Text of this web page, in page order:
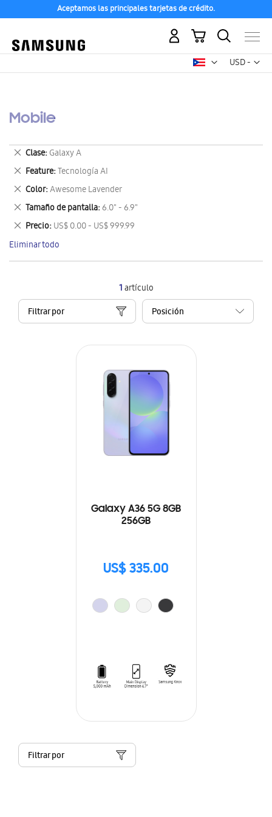
Aceptamos las principales tarjetas de crédito.
USD -
dólar
Mi carrito
Mobile
1artículo
Filtrar por
Galaxy A36 5G 8GB
256GB
US$ 335.00
Filtrar por
Clase Galaxy A
Eliminar
este
artículo
Feature Tecnología AI
Eliminar
este
artículo
Color Awesome Lavender
Eliminar
este
artículo
Tamaño de pantalla 6.0" - 6.9"
Eliminar
este
artículo
Precio US$ 0.00 - US$ 999.99
Eliminar
este
artículo
Eliminar todo